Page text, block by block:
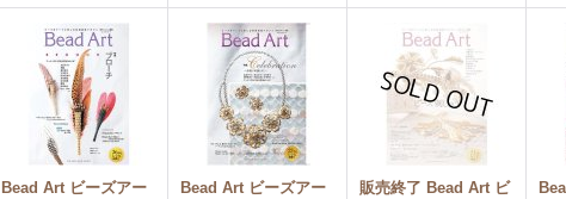
Bead Art ビーズアー
Bead Art ビーズアー
販売終了 Bead Art ビ